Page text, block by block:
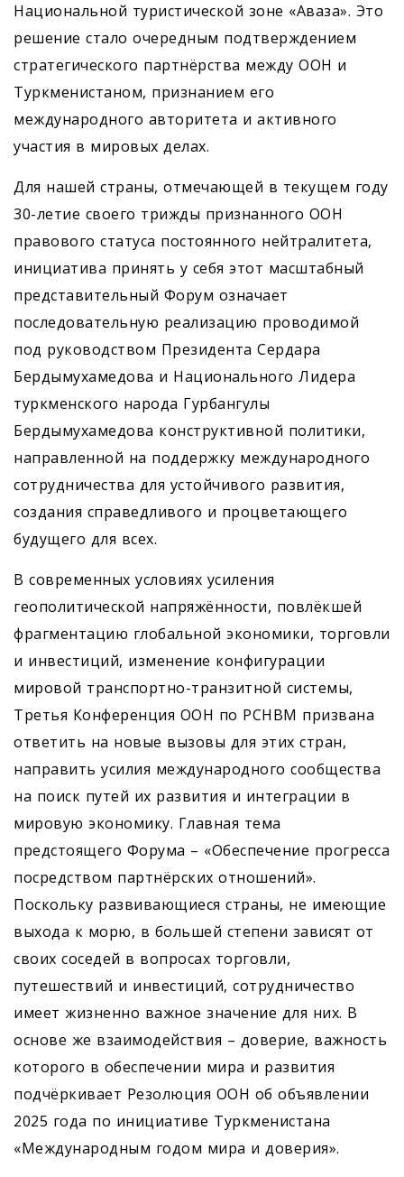
Национальной туристической зоне «Аваза». Это
решение стало очередным подтверждением
стратегического партнёрства между ООН и
Туркменистаном, признанием его
международного авторитета и активного
участия в мировых делах.
Для нашей страны, отмечающей в текущем году
30-летие своего трижды признанного ООН
правового статуса постоянного нейтралитета,
инициатива принять у себя этот масштабный
представительный Форум означает
последовательную реализацию проводимой
под руководством Президента Сердара
Бердымухамедова и Национального Лидера
туркменского народа Гурбангулы
Бердымухамедова конструктивной политики,
направленной на поддержку международного
сотрудничества для устойчивого развития,
создания справедливого и процветающего
будущего для всех.
В современных условиях усиления
геополитической напряжённости, повлёкшей
фрагментацию глобальной экономики, торговли
и инвестиций, изменение конфигурации
мировой транспортно-транзитной системы,
Третья Конференция ООН по РСНВМ призвана
ответить на новые вызовы для этих стран,
направить усилия международного сообщества
на поиск путей их развития и интеграции в
мировую экономику. Главная тема
предстоящего Форума – «Обеспечение прогресса
посредством партнёрских отношений».
Поскольку развивающиеся страны, не имеющие
выхода к морю, в большей степени зависят от
своих соседей в вопросах торговли,
путешествий и инвестиций, сотрудничество
имеет жизненно важное значение для них. В
основе же взаимодействия – доверие, важность
которого в обеспечении мира и развития
подчёркивает Резолюция ООН об объявлении
2025 года по инициативе Туркменистана
«Международным годом мира и доверия».